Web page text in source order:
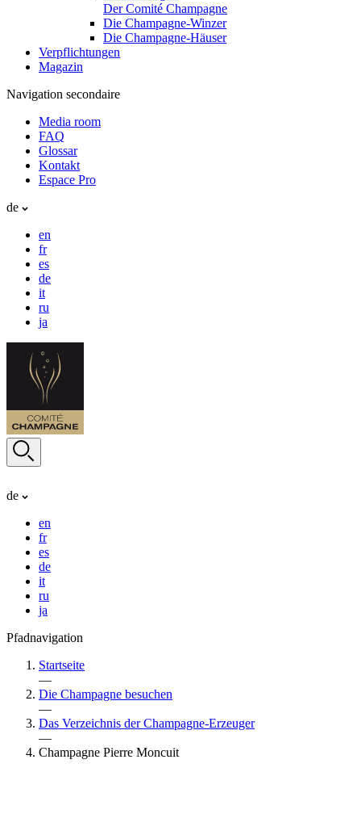
Der Comité Champagne
Die Champagne-Winzer
Die Champagne-Häuser
Verpflichtungen
Magazin
Navigation secondaire
Media room
FAQ
Glossar
Kontakt
Espace Pro
de
en
fr
es
de
it
ru
ja
de
en
fr
es
de
it
ru
ja
Pfadnavigation
Startseite
—
Die Champagne besuchen
—
Das Verzeichnis der Champagne-Erzeuger
—
Champagne Pierre Moncuit